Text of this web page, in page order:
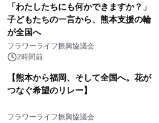
「わたしたちにも何かできますか？」
子どもたちの一言から、熊本支援の輪
が全国へ
フラワーライフ振興協議会
2時間前
【熊本から福岡、そして全国へ。花が
つなぐ希望のリレー】
フラワーライフ振興協議会